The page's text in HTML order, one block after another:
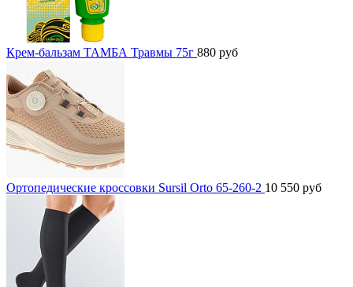
Крем-бальзам ТАМБА Травмы 75г 880 руб
Ортопедические кроссовки Sursil Orto 65-260-2 10 550 руб